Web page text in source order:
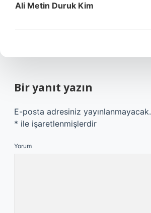
Ali Metin Duruk Kim
Bir yanıt yazın
E-posta adresiniz yayınlanmayacak.
* ile işaretlenmişlerdir
Yorum